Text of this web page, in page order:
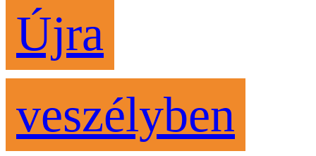
Újra
veszélyben